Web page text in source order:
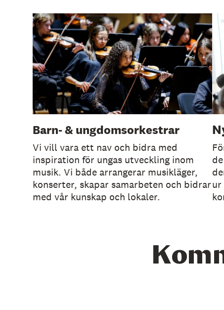
Barn- & ungdomsorkestrar
Vi vill vara ett nav och bidra med
inspiration för ungas utveckling inom
musik. Vi både arrangerar musikläger,
konserter, skapar samarbeten och bidrar
med vår kunskap och lokaler.
ur